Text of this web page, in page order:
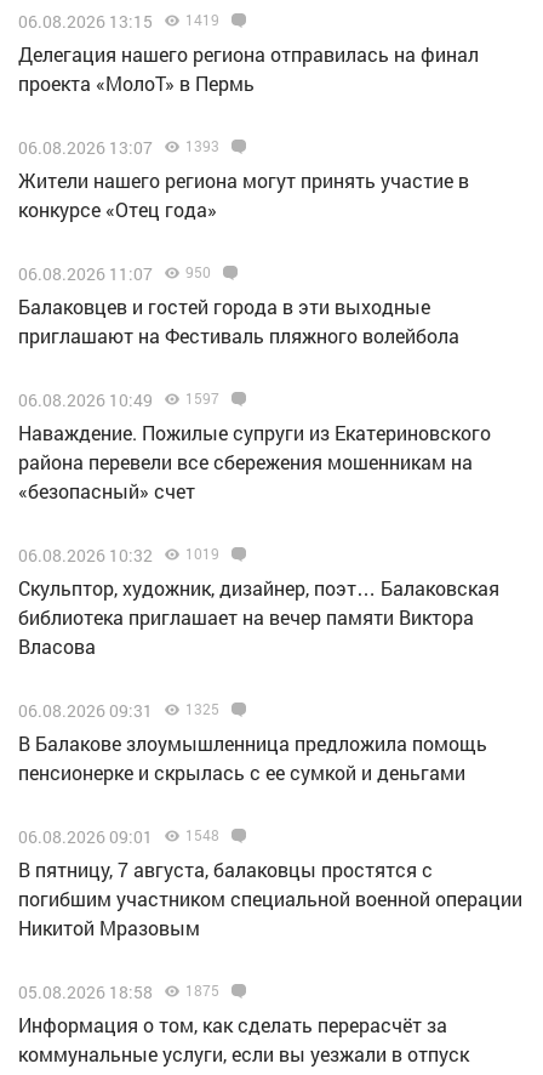
06.08.2026 13:15 1419
Делегация нашего региона отправилась на финал
проекта «МолоТ» в Пермь
06.08.2026 13:07 1393
Жители нашего региона могут принять участие в
конкурсе «Отец года»
06.08.2026 11:07 950
Балаковцев и гостей города в эти выходные
приглашают на Фестиваль пляжного волейбола
06.08.2026 10:49 1597
Наваждение. Пожилые супруги из Екатериновского
района перевели все сбережения мошенникам на
«безопасный» счет
06.08.2026 10:32 1019
Скульптор, художник, дизайнер, поэт… Балаковская
библиотека приглашает на вечер памяти Виктора
Власова
06.08.2026 09:31 1325
В Балакове злоумышленница предложила помощь
пенсионерке и скрылась с ее сумкой и деньгами
06.08.2026 09:01 1548
В пятницу, 7 августа, балаковцы простятся с
погибшим участником специальной военной операции
Никитой Мразовым
05.08.2026 18:58 1875
Информация о том, как сделать перерасчёт за
коммунальные услуги, если вы уезжали в отпуск